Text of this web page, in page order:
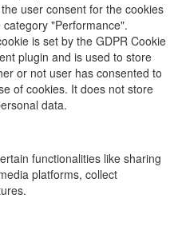
user consent for the cookies
category "Performance".
is set by the GDPR Cookie
plugin and is used to store
or not user has consented to
of cookies. It does not store
data.
functionalities like sharing
platforms, collect